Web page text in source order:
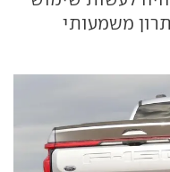
משמעותי